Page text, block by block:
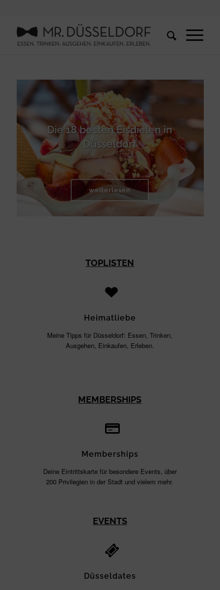
Die 18 besten Eisdielen in
Düsseldorf
weiterlesen
TOPLISTEN
Heimatliebe
Meine Tipps für Düsseldorf: Essen, Trinken,
Ausgehen, Einkaufen, Erleben.
MEMBERSHIPS
Memberships
Deine Eintrittskarte für besondere Events, über
200 Privilegien in der Stadt und vielem mehr.
EVENTS
Düsseldates